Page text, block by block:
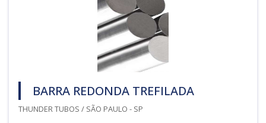
BARRA REDONDA TREFILADA
THUNDER TUBOS / SÃO PAULO - SP